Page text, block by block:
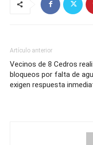
Artículo anterior
Vecinos de 8 Cedros
bloqueos por falta de
exigen respuesta